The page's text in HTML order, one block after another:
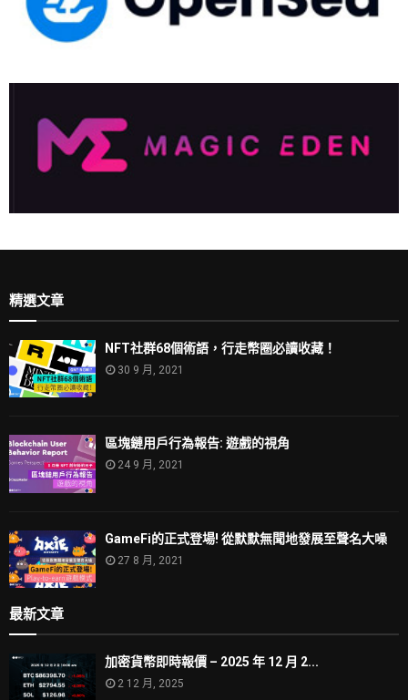
精選文章
NFT社群68個術語，行走幣圈必讀收藏！
30 9 月, 2021
區塊鏈用戶行為報告: 遊戲的視角
24 9 月, 2021
GameFi的正式登場! 從默默無聞地發展至聲名大噪
27 8 月, 2021
最新文章
加密貨幣即時報價 – 2025 年 12 月 2...
2 12 月, 2025